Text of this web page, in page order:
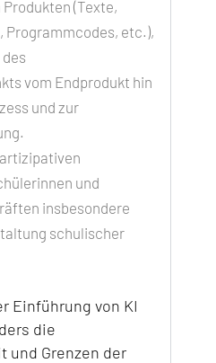
(Texte,
Programmcodes, etc.),
vom Endprodukt hin
und zur
und
insbesondere
schulischer
Einführung von KI
die
und Grenzen der